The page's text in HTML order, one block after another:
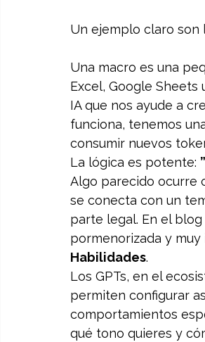
Un ejemplo claro son
Una macro es una
Excel, Google
IA que nos ayude a
funciona, tenemos
consumir nuevos
La lógica es potente:
Algo parecido ocurre
se conecta con un
parte legal. En el blog
pormenorizada y
Habilidades.
Los GPTs, en el
permiten configurar
comportamientos
qué tono quieres y